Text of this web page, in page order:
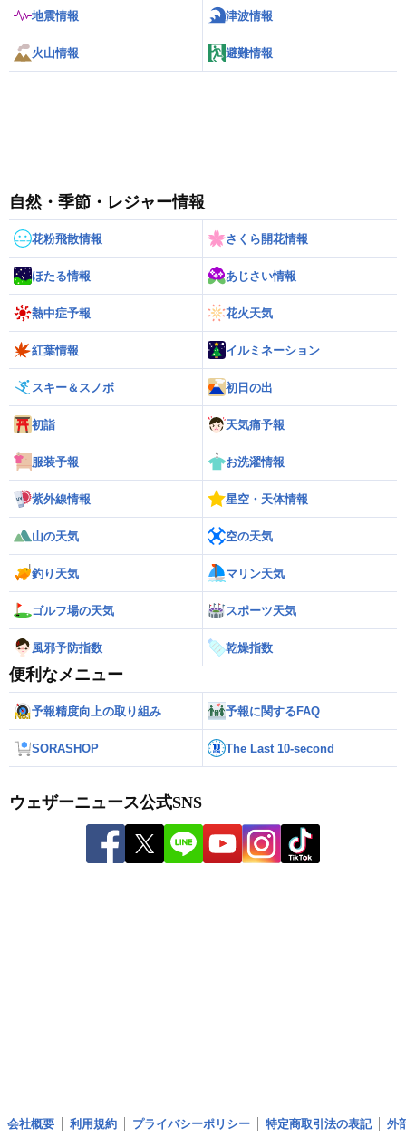
地震情報 津波情報
火山情報 避難情報
自然・季節・レジャー情報
花粉飛散情報 さくら開花情報
ほたる情報 あじさい情報
熱中症予報 花火天気
紅葉情報 イルミネーション
スキー＆スノボ 初日の出
初詣 天気痛予報
服装予報 お洗濯情報
紫外線情報 星空・天体情報
山の天気 空の天気
釣り天気 マリン天気
ゴルフ場の天気 スポーツ天気
風邪予防指数 乾燥指数
便利なメニュー
予報精度向上の取り組み 予報に関するFAQ
SORASHOP The Last 10-second
ウェザーニュース公式SNS
会社概要 利用規約 プライバシーポリシー 特定商取引法の表記 外